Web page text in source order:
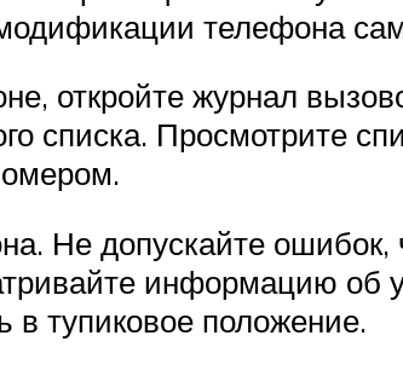
телефона
откройте журнал
списка. Просмотрите
Не допускайте ошибок,
информацию об
тупиковое положение.